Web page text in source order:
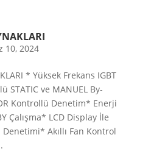
10, 2024
* Yüksek Frekans IGBT
STATIC ve MANUEL By-
Kontrollü Denetim* Enerji
Çalışma* LCD Display İle
Akıllı Fan Kontrol